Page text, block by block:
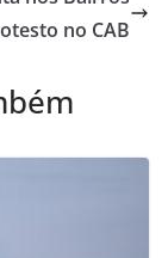
no CAB